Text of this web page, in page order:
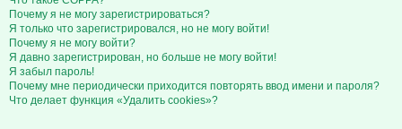
Почему я не могу зарегистрироваться?
Я только что зарегистрировался, но не могу войти!
Почему я не могу войти?
Я давно зарегистрирован, но больше не могу войти!
Я забыл пароль!
Почему мне периодически приходится повторять ввод имени и пароля?
Что делает функция «Удалить cookies»?